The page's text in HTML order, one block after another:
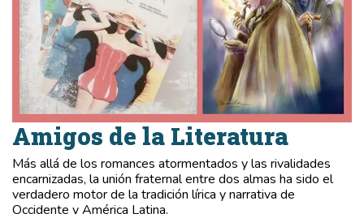
Amigos de la Literatura
Más allá de los romances atormentados y las rivalidades
encarnizadas, la unión fraternal entre dos almas ha sido el
verdadero motor de la tradición lírica y narrativa de
Occidente y América Latina.